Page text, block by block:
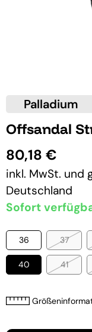
Palladium
Offsandal
80,18 €
inkl. MwSt. und
Deutschland
Sofort
36 37
40 41